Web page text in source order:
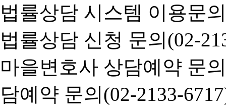
법률상담 시스템 이용문
법률상담 신청 문의(02-
마을변호사 상담예약 문
담예약 문의(02-2133-